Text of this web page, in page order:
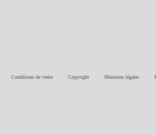
Conditions de vente Copyright Mentions légales